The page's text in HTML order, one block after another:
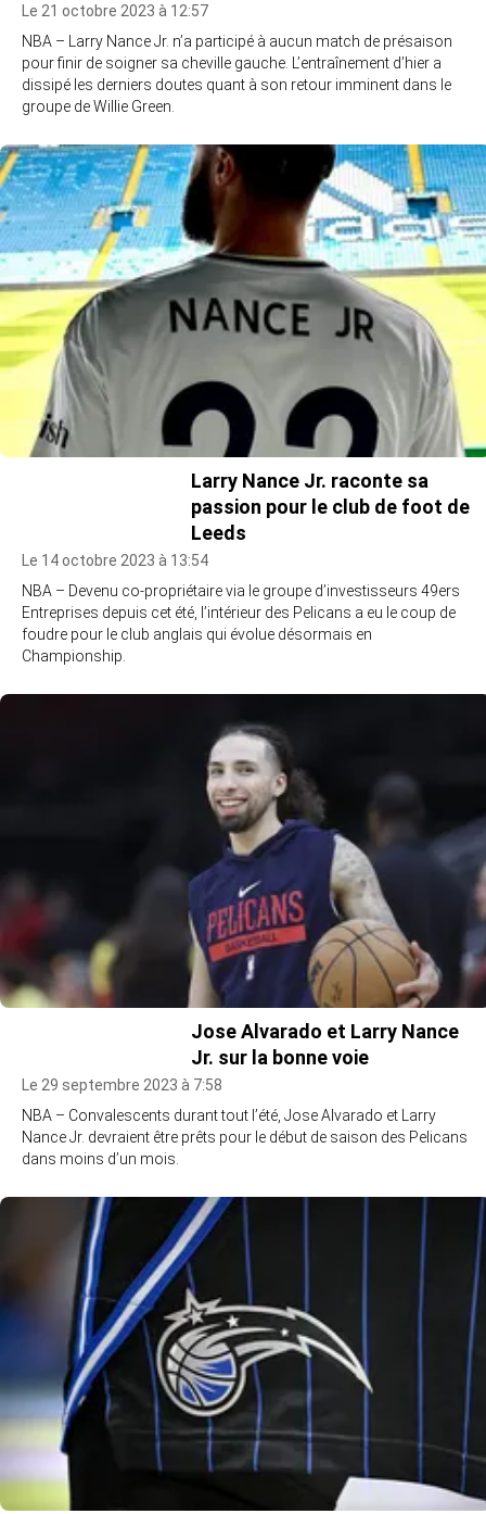
Le 21 octobre 2023 à 12:57
NBA – Larry Nance Jr. n’a participé à aucun match de présaison
pour finir de soigner sa cheville gauche. L’entraînement d’hier a
dissipé les derniers doutes quant à son retour imminent dans le
groupe de Willie Green.
Larry Nance Jr. raconte sa
passion pour le club de foot de
Leeds
Le 14 octobre 2023 à 13:54
NBA – Devenu co-propriétaire via le groupe d’investisseurs 49ers
Entreprises depuis cet été, l’intérieur des Pelicans a eu le coup de
foudre pour le club anglais qui évolue désormais en
Championship.
Jose Alvarado et Larry Nance
Jr. sur la bonne voie
Le 29 septembre 2023 à 7:58
NBA – Convalescents durant tout l’été, Jose Alvarado et Larry
Nance Jr. devraient être prêts pour le début de saison des Pelicans
dans moins d’un mois.